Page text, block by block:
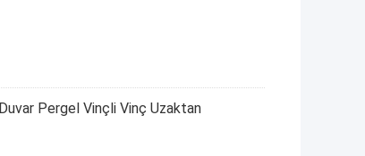
Pergel Vinçli Vinç Uzaktan